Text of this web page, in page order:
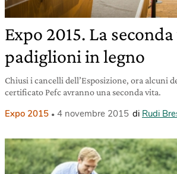
Expo 2015. La
padiglioni in legno
Chiusi i cancelli dell’Esposizione, ora alcuni
certificato Pefc avranno una seconda vita.
Expo 2015 4 novembre 2015 di Rudi